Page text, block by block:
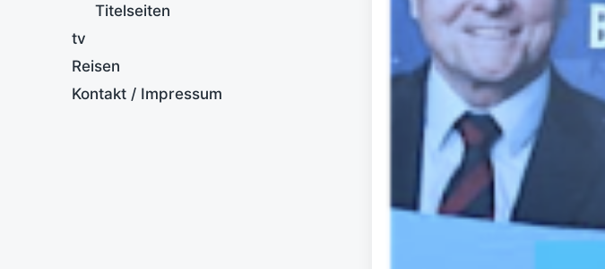
Titelseiten
tv
Reisen
Kontakt / Impressum